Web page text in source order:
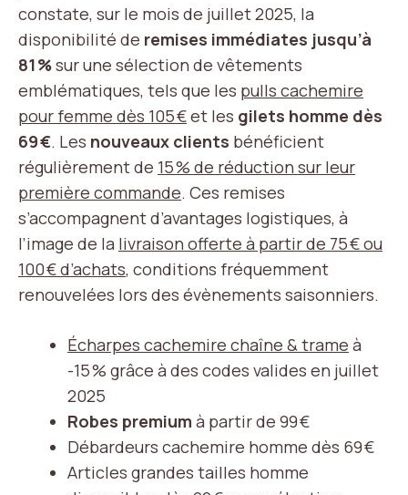
constate, sur le mois de juillet 2025, la
disponibilité de remises immédiates jusqu’à
81 %sur une sélection de vêtements
emblématiques, tels que les pulls cachemire
pour femme dès 105 €et les gilets homme dès
69 €. Les nouveaux clients bénéficient
régulièrement de 15 % de réduction sur leur
première commande. Ces remises
s’accompagnent d’avantages logistiques, à
l’image de la livraison offerte à partir de 75 € ou
100 € d’achats, conditions fréquemment
renouvelées lors des évènements saisonniers.
Écharpes cachemire chaîne & trame à
-15 % grâce à des codes valides en juillet
2025
Robes premium à partir de 99 €
Débardeurs cachemire homme dès 69 €
Articles grandes tailles homme